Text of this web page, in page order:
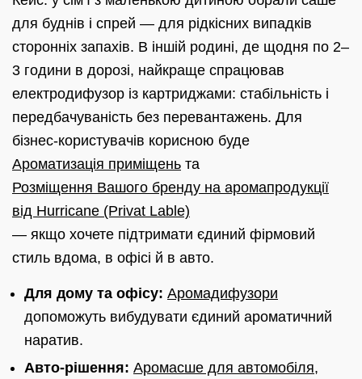
для буднів і спрей — для рідкісних випадків
сторонніх запахів. В іншій родині, де щодня по 2–
3 години в дорозі, найкраще спрацював
електродифузор із картриджами: стабільність і
передбачуваність без перевантажень. Для
бізнес-користувачів корисною буде
Ароматизація приміщень та
Розміщення Вашого бренду на аромапродукції
від Hurricane (Privat Lable)
— якщо хочете підтримати єдиний фірмовий
стиль вдома, в офісі й в авто.
Для дому та офісу: Аромадифузори
допоможуть вибудувати єдиний ароматичний
наратив.
Авто-рішення: Аромасше для автомобіля,